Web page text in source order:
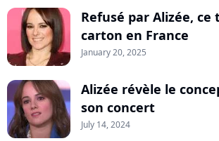
Refusé par Alizée,
carton en France
January 20, 2025
Alizée révèle le
son concert
July 14, 2024